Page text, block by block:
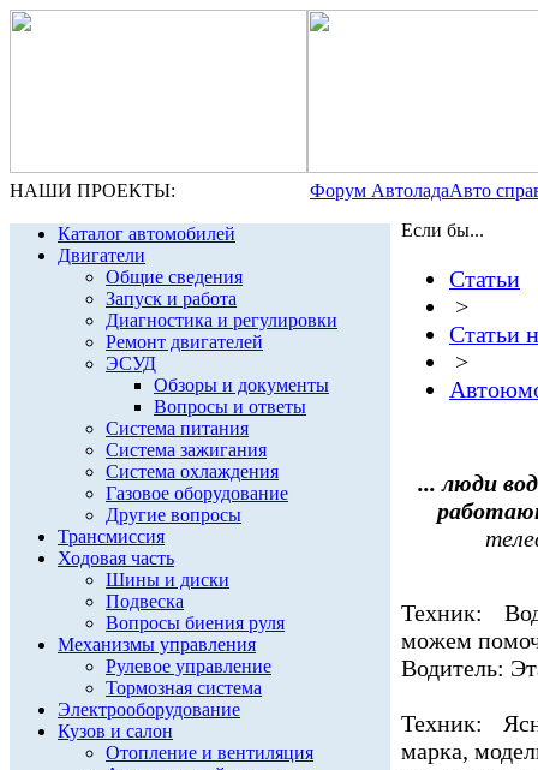
НАШИ ПРОЕКТЫ: Форум АвтоладаАвто
Каталог автомобилей
Двигатели
Общие сведения
Запуск и работа
Диагностика и регулировки
Ремонт двигателей
ЭСУД
Обзоры и документы
Вопросы и ответы
Система питания
Система зажигания
Система охлаждения
Газовое оборудование
Другие вопросы
Трансмиссия
Ходовая часть
Шины и диски
Подвеска
Вопросы биения руля
Механизмы управления
Рулевое управление
Тормозная система
Электрооборудование
Кузов и салон
Отопление и вентиляция
Если бы...
Статьи
>
Статьи
>
... люди
Техник:
можем
Водитель:
Техник:
марка,